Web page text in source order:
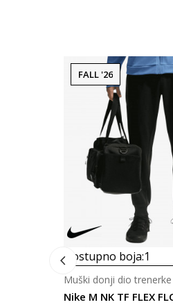
FALL '26
Dostupno boja:1
Nike M NK TF FLEX
Muški donji dio trenerke